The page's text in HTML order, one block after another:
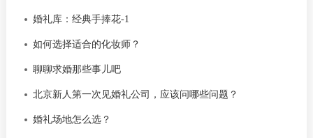
婚礼库：经典手捧花-1
如何选择适合的化妆师？
聊聊求婚那些事儿吧
北京新人第一次见婚礼公司，应该问哪些问题？
婚礼场地怎么选？